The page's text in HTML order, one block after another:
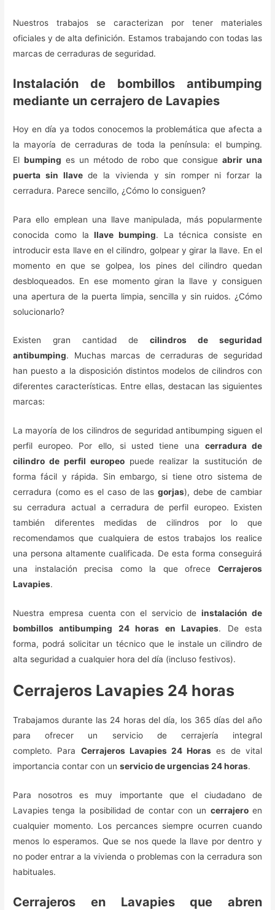
Nuestros trabajos se caracterizan por tener materiales
oficiales y de alta definición. Estamos trabajando con todas las
marcas de cerraduras de seguridad.
Instalación de bombillos antibumping
mediante un cerrajero de Lavapies
Hoy en día ya todos conocemos la problemática que afecta a
la mayoría de cerraduras de toda la península: el bumping.
El bumping es un método de robo que consigueabrir una
puerta sin llavede la vivienda y sin romper ni forzar la
cerradura. Parece sencillo, ¿Cómo lo consiguen?
Para ello emplean una llave manipulada, más popularmente
conocida como lallave bumping. La técnica consiste en
introducir esta llave en el cilindro, golpear y girar la llave. En el
momento en que se golpea, los pines del cilindro quedan
desbloqueados. En ese momento giran la llave y consiguen
una apertura de la puerta limpia, sencilla y sin ruidos. ¿Cómo
solucionarlo?
Existen gran cantidad de cilindros de seguridad
antibumping. Muchas marcas de cerraduras de seguridad
han puesto a la disposición distintos modelos de cilindros con
diferentes características. Entre ellas, destacan las siguientes
marcas:
La mayoría de los cilindros de seguridad antibumping siguen el
perfil europeo. Por ello, si usted tiene una cerradura de
cilindro de perfil europeo puede realizar la sustitución de
forma fácil y rápida. Sin embargo, si tiene otro sistema de
cerradura (como es el caso de lasgorjas), debe de cambiar
su cerradura actual a cerradura de perfil europeo. Existen
también diferentes medidas de cilindros por lo que
recomendamos que cualquiera de estos trabajos los realice
una persona altamente cualificada. De esta forma conseguirá
una instalación precisa como la que ofrece Cerrajeros
Lavapies.
Nuestra empresa cuenta con el servicio deinstalación de
bombillos antibumping 24 horas en Lavapies. De esta
forma, podrá solicitar un técnico que le instale un cilindro de
alta seguridad a cualquier hora del día (incluso festivos).
Cerrajeros Lavapies 24 horas
Trabajamos durante las 24 horas del día, los 365 días del año
para ofrecer un servicio de cerrajería integral
completo. Para Cerrajeros Lavapies 24 Horas es de vital
importancia contar con unservicio de urgencias 24 horas.
Para nosotros es muy importante que el ciudadano de
Lavapies tenga la posibilidad de contar con un cerrajeroen
cualquier momento. Los percances siempre ocurren cuando
menos lo esperamos. Que se nos quede la llave por dentro y
no poder entrar a la vivienda o problemas con la cerradura son
habituales.
Cerrajeros en Lavapies que abren